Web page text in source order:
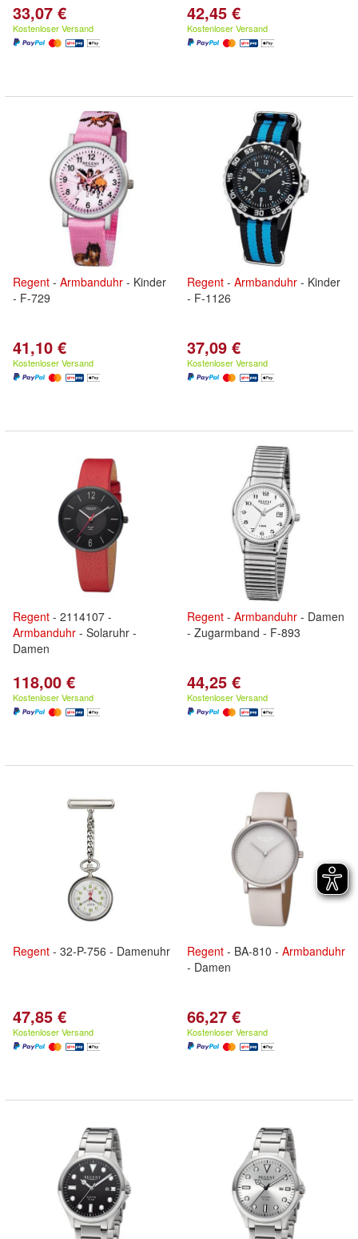
33,07 €
Kostenloser Versand
42,45 €
Kostenloser Versand
Regent - Armbanduhr - Kinder
- F-729
41,10 €
Kostenloser Versand
Regent - Armbanduhr - Kinder
- F-1126
37,09 €
Kostenloser Versand
Regent - 2114107 -
Armbanduhr - Solaruhr -
Damen
118,00 €
Kostenloser Versand
Regent - Armbanduhr - Damen
- Zugarmband - F-893
44,25 €
Kostenloser Versand
Regent - 32-P-756 - Damenuhr
47,85 €
Kostenloser Versand
Regent - BA-810 - Armbanduhr
- Damen
66,27 €
Kostenloser Versand